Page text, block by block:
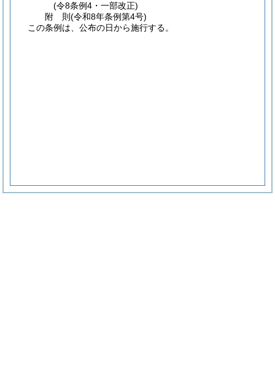
(令8条例4・一部改正)
附 則(令和8年条例第4号)
この条例は、公布の日から施行する。